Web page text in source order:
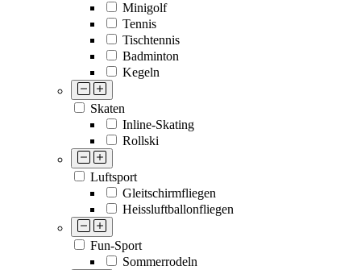
Minigolf
Tennis
Tischtennis
Badminton
Kegeln
Skaten
Inline-Skating
Rollski
Luftsport
Gleitschirmfliegen
Heissluftballonfliegen
Fun-Sport
Sommerrodeln